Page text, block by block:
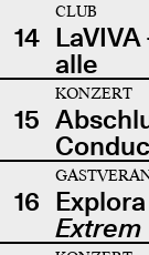
14
CLUB
alle
15
KONZERT
16
Extrem